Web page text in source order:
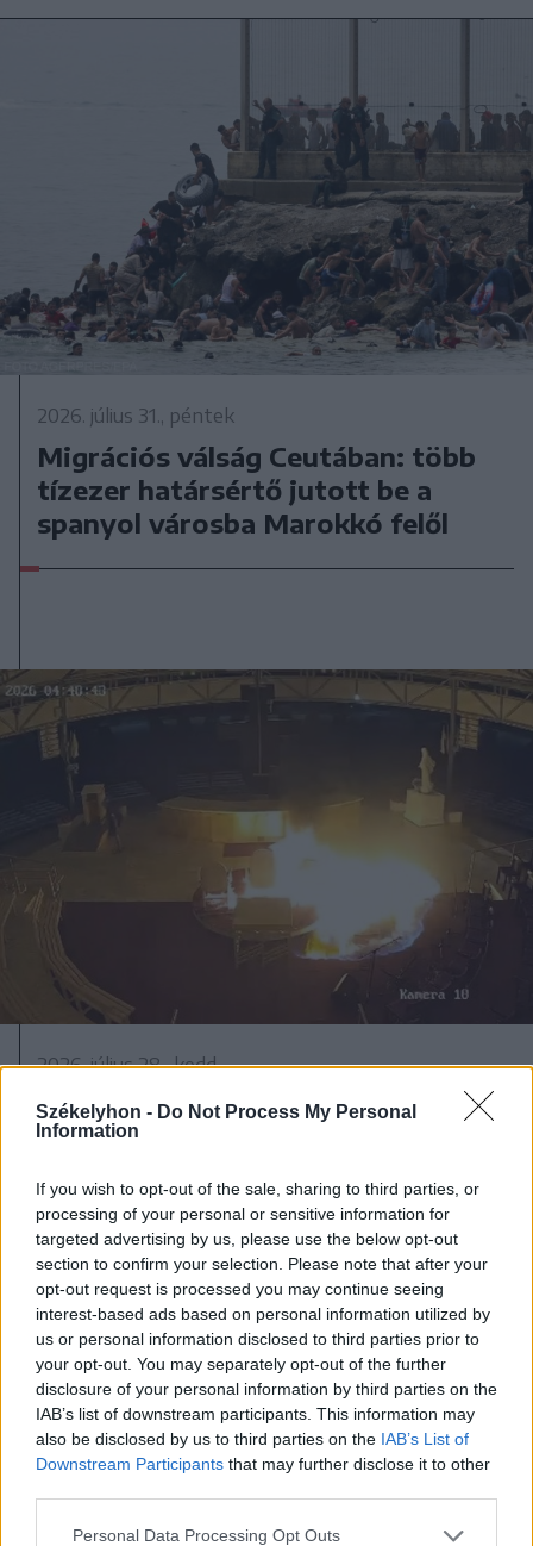
Székelyhon - Do Not Process My Personal
Information
If you wish to opt-out of the sale, sharing to third parties, or
processing of your personal or sensitive information for
targeted advertising by us, please use the below opt-out
section to confirm your selection. Please note that after your
opt-out request is processed you may continue seeing
interest-based ads based on personal information utilized by
us or personal information disclosed to third parties prior to
your opt-out. You may separately opt-out of the further
disclosure of your personal information by third parties on the
IAB’s list of downstream participants. This information may
also be disclosed by us to third parties on the IAB’s List of
Downstream Participants that may further disclose it to other
Personal Data Processing Opt Outs
2026. július 31., péntek
Migrációs válság Ceutában: több
tízezer határsértő jutott be a
spanyol városba Marokkó felől
2026. július 28., kedd
Szentségtörő üzenetek és
vandalizmus a medjugorjei Mária-
gyújtogatást